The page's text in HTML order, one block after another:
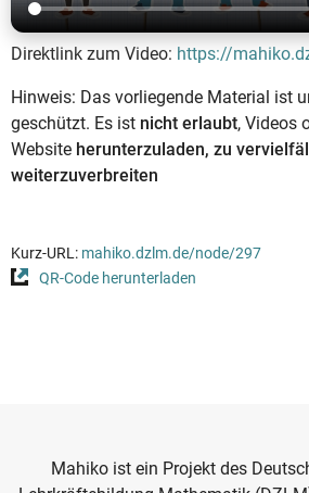
Direktlink zum Video: https://
Hinweis: Das vorliegende Material ist
geschützt. Es ist nicht erlaubt, Videos
Website herunterzuladen, zu
weiterzuverbreiten
Kurz-URL: mahiko.dzlm.de/node/297
QR-Code herunterladen
Mahiko ist ein Projekt des